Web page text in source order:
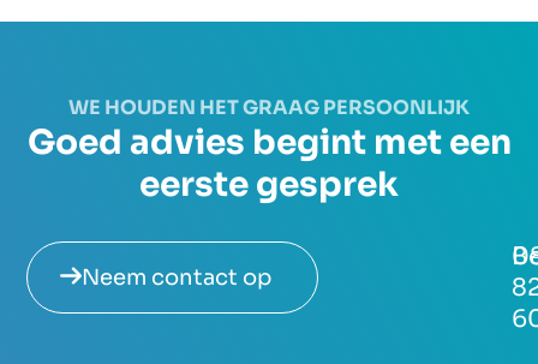
WE HOUDEN HET GRAAG PERSOONLIJK
Goed advies begint met een
eerste gesprek
Neem contact op